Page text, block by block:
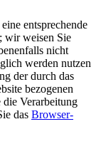
entsprechende
wir weisen Sie
nicht
werden nutzen
der durch das
bezogenen
Verarbeitung
das Browser-